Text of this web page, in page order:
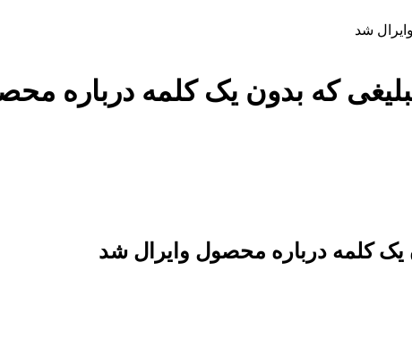
که بدون یک کلمه درباره
کلمه درباره محصول وایرال شد